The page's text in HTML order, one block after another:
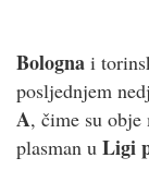
Bologna i
posljednjem
A, čime su
plasman u Ligi